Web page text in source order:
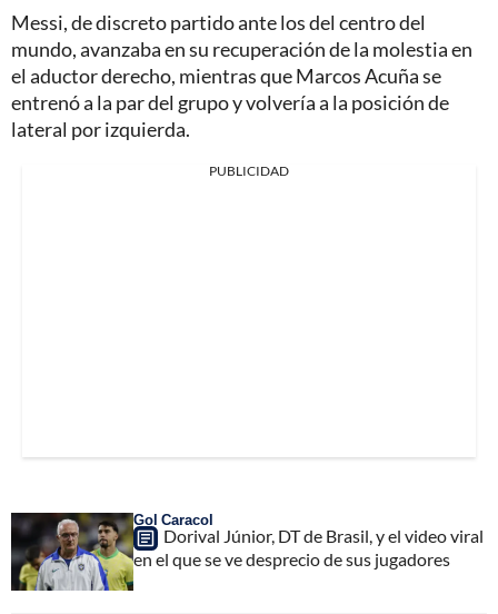
Messi, de discreto partido ante los del centro del
mundo, avanzaba en su recuperación de la molestia en
el aductor derecho, mientras que Marcos Acuña se
entrenó a la par del grupo y volvería a la posición de
lateral por izquierda.
PUBLICIDAD
Gol Caracol
Dorival Júnior, DT de Brasil, y el video viral
en el que se ve desprecio de sus jugadores